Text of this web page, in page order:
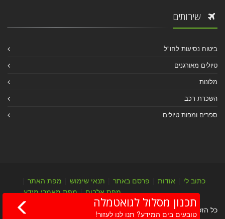
שירותים
ביטוח נסיעות לחו"ל
טיולים מאורגנים
מלונות
השכרת רכב
ספרים ומפות טיולים
כתוב לי אודות פרסם באתר תנאי שימוש מפת האתר
מפת אלבום|מפת מאמרי מידע
כל הזכויות שמורות לערן יהב © 2004-2026
תכנון מסלול לגואטמלה
טובעים בים המידע? תנו לנו לעזור!